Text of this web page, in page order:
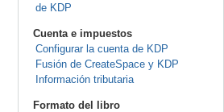
de KDP
Cuenta e impuestos
Configurar la cuenta de KDP
Fusión de CreateSpace y KDP
Información tributaria
Formato del libro